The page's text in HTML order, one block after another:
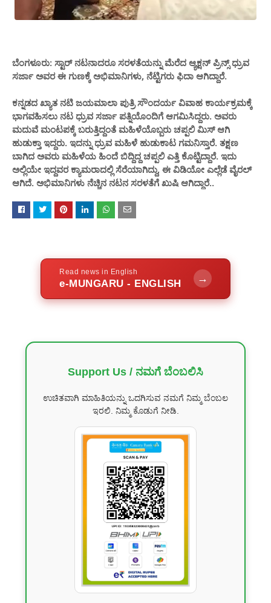
ಬೆಂಗಳೂರು: ಸ್ಟಾರ್ ನಟನಾದರೂ ಸರಳತೆಯನ್ನು ಮೆರೆದ ಆ್ಯಕ್ಷನ್ ಪ್ರಿನ್ಸ್ ಧ್ರುವ
ಸರ್ಜಾ ಅವರ ಈ ಗುಣಕ್ಕೆ ಅಭಿಮಾನಿಗಳು, ನೆಟ್ಟಿಗರು ಫಿದಾ ಆಗಿದ್ದಾರೆ.
ಕನ್ನಡದ ಖ್ಯಾತ ನಟಿ ಜಯಮಾಲಾ ಪುತ್ರಿ ಸೌಂದರ್ಯ ವಿವಾಹ ಕಾರ್ಯಕ್ರಮಕ್ಕೆ
ಭಾಗವಹಿಸಲು ನಟ ಧ್ರುವ ಸರ್ಜಾ ಪತ್ನಿಯೊಂದಿಗೆ ಆಗಮಿಸಿದ್ದರು. ಅವರು
ಮದುವೆ ಮಂಟಪಕ್ಕೆ ಬರುತ್ತಿದ್ದಂತೆ ಮಹಿಳೆಯೊಬ್ಬರು ಚಪ್ಪಲಿ ಮಿಸ್ ಆಗಿ
ಹುಡುಕ್ತಾ ಇದ್ದರು‌. ಇದನ್ನು ಧ್ರುವ ಮಹಿಳೆ ಹುಡುಕಾಟ ಗಮನಿಸ್ತಾರೆ. ತಕ್ಷಣ
ಬಾಗಿದ ಅವರು ಮಹಿಳೆಯ ಹಿಂದೆ ಬಿದ್ದಿದ್ದ ಚಪ್ಪಲಿ ಎತ್ತಿ ಕೊಟ್ಟಿದ್ದಾರೆ. ಇದು
ಅಲ್ಲಿಯೇ ಇದ್ದವರ ಕ್ಯಾಮರಾದಲ್ಲಿ ಸೆರೆಯಾಗಿದ್ದು, ಈ ವಿಡಿಯೋ ಎಲ್ಲೆಡೆ ವೈರಲ್
ಆಗಿದೆ‌. ಅಭಿಮಾನಿಗಳು ನೆಚ್ಚಿನ ನಟನ ಸರಳತೆಗೆ ಖುಷಿ ಆಗಿದ್ದಾರೆ..
Read news in English
e-MUNGARU - ENGLISH →
Support Us / ನಮಗೆ ಬೆಂಬಲಿಸಿ
ಉಚಿತವಾಗಿ ಮಾಹಿತಿಯನ್ನು ಒದಗಿಸುವ ನಮಗೆ ನಿಮ್ಮ ಬೆಂಬಲ
ಇರಲಿ. ನಿಮ್ಮ ಕೊಡುಗೆ ನೀಡಿ.